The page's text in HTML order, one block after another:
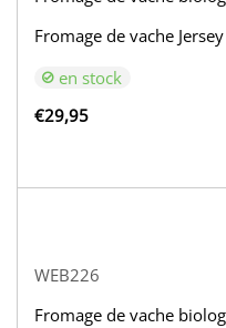
Fromage de vache
en stock
€29,95
WEB226
Fromage de vache